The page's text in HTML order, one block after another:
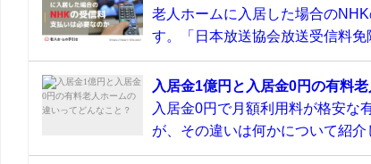
老人ホームに入居した場合の
す。「日本放送協会放送受信料
入居金1億円と入居金0円の有料
入居金0円で月額利用料が格安な
が、その違いは何かについて紹